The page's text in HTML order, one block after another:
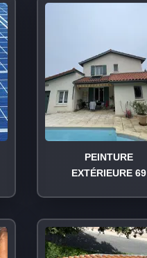
PEINTURE
EXTÉRIEURE 69